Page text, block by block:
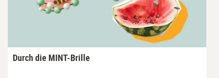
Durch die MINT-Brille